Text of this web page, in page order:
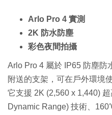
Arlo Pro 4 實測
2K 防水防塵
彩色夜間拍攝
Arlo Pro 4 屬於 IP65 防塵防
附送的支架，可在戶外環境
它支援 2K (2,560 x 1,440)
Dynamic Range) 技術、